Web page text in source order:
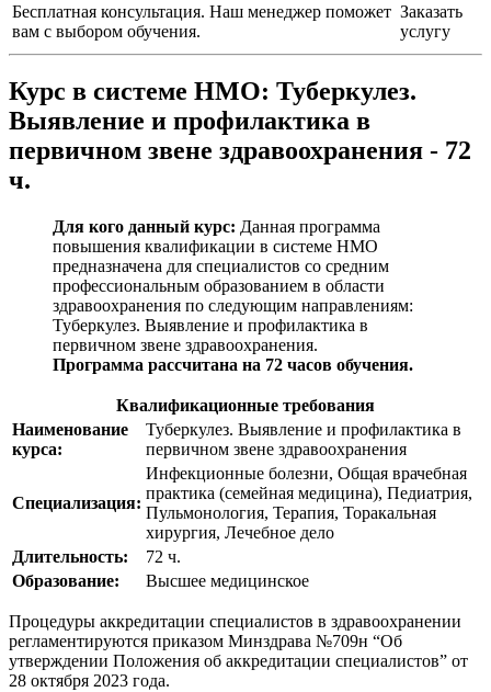
Бесплатная консультация. Наш менеджер поможет
вам с выбором обучения.
Заказать
услугу
Курс в системе НМО: Туберкулез.
Выявление и профилактика в
первичном звене здравоохранения - 72
ч.
Для кого данный курс: Данная программа
повышения квалификации в системе НМО
предназначена для специалистов со средним
профессиональным образованием в области
здравоохранения по следующим направлениям:
Туберкулез. Выявление и профилактика в
первичном звене здравоохранения.
Программа рассчитана на 72 часов обучения.
Квалификационные требования
Наименование
курса:
Туберкулез. Выявление и профилактика в
первичном звене здравоохранения
Специализация:
Инфекционные болезни, Общая врачебная
практика (семейная медицина), Педиатрия,
Пульмонология, Терапия, Торакальная
хирургия, Лечебное дело
Длительность:
72 ч.
Образование:
Высшее медицинское
Процедуры аккредитации специалистов в здравоохранении
регламентируются приказом Минздрава №709н “Об
утверждении Положения об аккредитации специалистов” от
28 октября 2023 года.